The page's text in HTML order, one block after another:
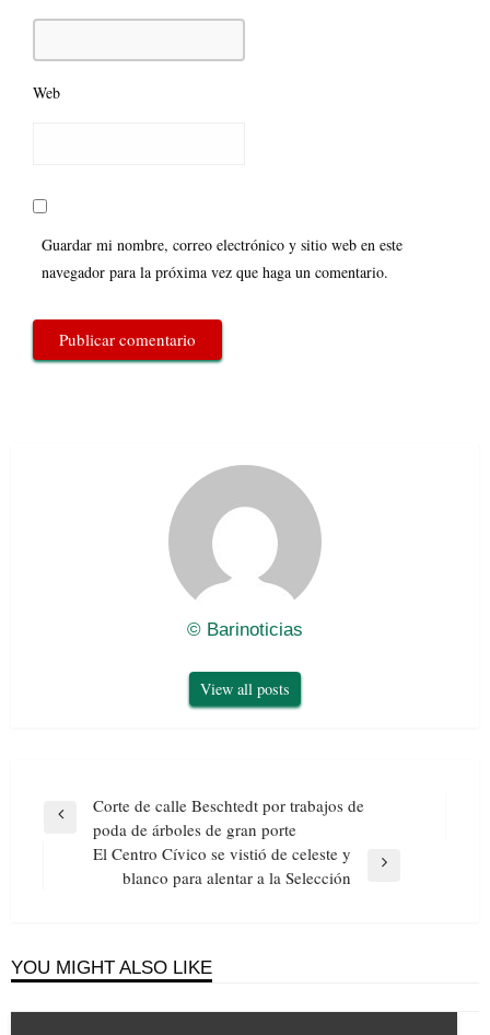
Web
Guardar mi nombre, correo electrónico y sitio web en este
navegador para la próxima vez que haga un comentario.
© Barinoticias
View all posts
Navegación
entradas
Previous
Corte de calle Beschtedt por trabajos de
poda de árboles de gran porte
El Centro Cívico se vistió de celeste y
blanco para alentar a la Selección
YOU MIGHT ALSO LIKE